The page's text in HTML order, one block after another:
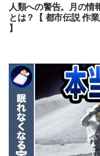
人類への警告。月の情
とは？【 都市伝説 作
】